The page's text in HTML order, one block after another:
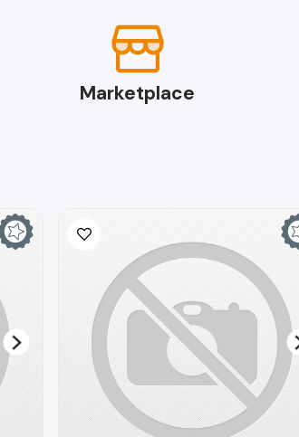
Marketplace